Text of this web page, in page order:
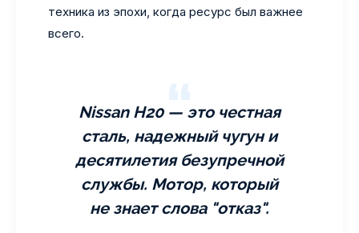
техника из эпохи, когда ресурс был важнее
всего.
Nissan H20 — это честная
сталь, надежный чугун и
десятилетия безупречной
службы. Мотор, который
не знает слова "отказ".